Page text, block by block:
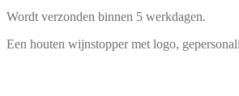
Wordt verzonden binnen 5 werkdagen.
Een houten wijnstopper met logo,